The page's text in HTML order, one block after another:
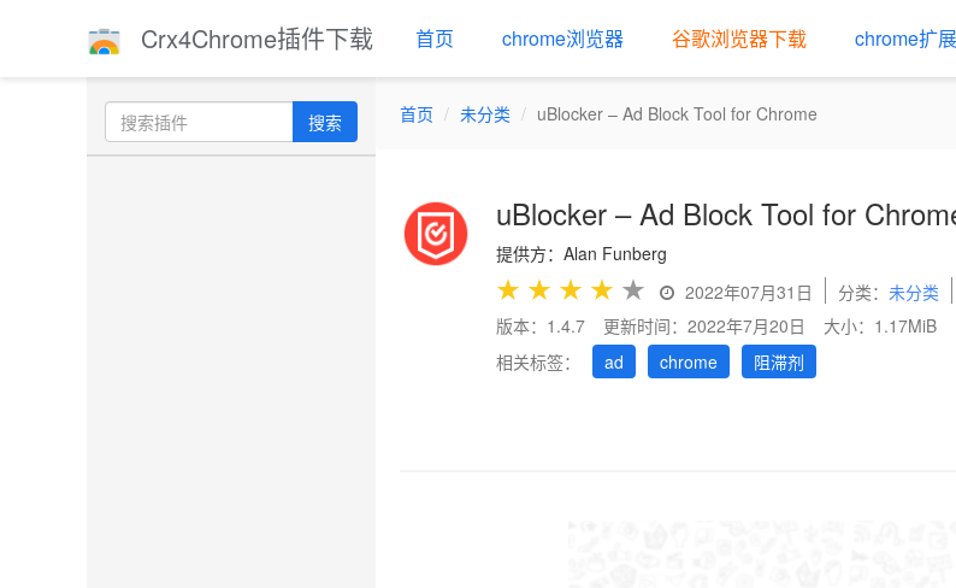
Crx4Chrome插件下载 首页 chrome浏览器 谷歌浏览器下载 chrome扩
搜索 首页 未分类 uBlocker – Ad Block Tool for Chrome
uBlocker – Ad Block Tool for
提供方：Alan Funberg
★ ★ ★ ★ ★ 2022年07月31日 分类： 未分类
版本：1.4.7
更新时间：2022年7月20日
大小：1.17MiB
相关标签：
ad chrome 阻滞剂